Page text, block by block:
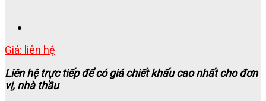
Giá: liên hệ
Liên hệ trực tiếp để có giá chiết khấu cao nhất cho đơn
vị, nhà thầu